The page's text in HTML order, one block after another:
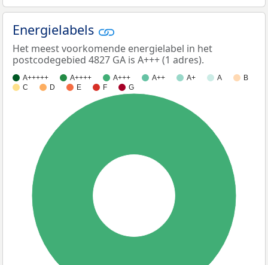
Energielabels
Het meest voorkomende energielabel in het
postcodegebied 4827 GA is A+++ (1 adres).
A+++++ A++++ A+++ A++ A+ A
B
C
D E F G